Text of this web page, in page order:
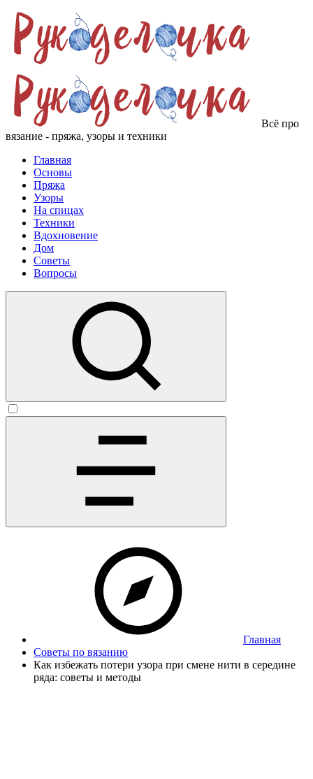
Всё про
вязание - пряжа, узоры и техники
Главная
Основы
Пряжа
Узоры
На спицах
Техники
Вдохновение
Дом
Советы
Вопросы
Главная
Советы по вязанию
Как избежать потери узора при смене нити в середине
ряда: советы и методы